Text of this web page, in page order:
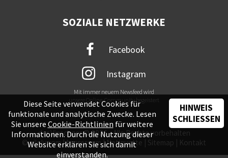
SOZIALE NETZWERKE
Facebook
Instagram
Mit immer neuem Newsfeed wird
unsere Online-Community begeistert
der Vinschger © 2026 - Alle Rechte vorbehalten
©piloly.com|Impressum|Netiquette | Sitemap | Kontakt
Diese Seite verwendet Cookies für
funktionale und analytische Zwecke. Lesen
Sie unsere Cookie-Richtlinien für weitere
Informationen. Durch die Nutzung dieser
Website erklären Sie sich damit
einverstanden.
HINWEIS
SCHLIESSEN